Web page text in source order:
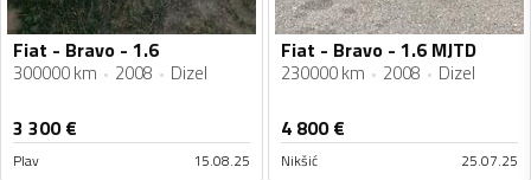
Fiat - Bravo - 1.6
300000 km 2008 Dizel
3 300€
Plav 15.08.25
Fiat - Bravo - 1.6 MJTD
230000 km 2008 Dizel
4 800€
Nikšić 25.07.25